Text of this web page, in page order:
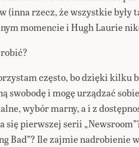
(inna rzecz, że wszystkie były
momencie i Hugh Laurie
często, bo dzięki kilku
swobodę i mogę urządzać
wybór marny, a i z
się pierwszej serii
Bad”? Ile zajmie nadrobienie